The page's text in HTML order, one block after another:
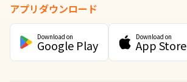
アプリダウンロード
Download on
Google Play
Download on
App Store